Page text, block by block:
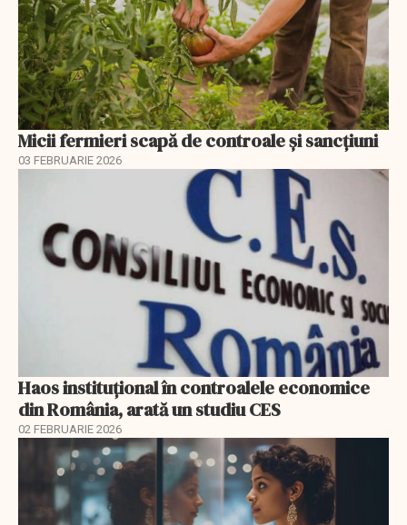
Micii fermieri scapă de controale și sancțiuni
03 FEBRUARIE 2026
Haos instituțional în controalele economice
din România, arată un studiu CES
02 FEBRUARIE 2026